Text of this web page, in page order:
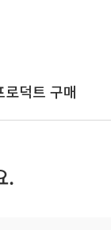
로덕트 구매
.